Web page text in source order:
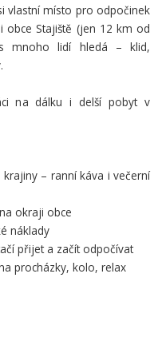
vlastní místo pro odpočinek
obce Stajiště (jen 12 km od
mnoho lidí hledá – klid,
na dálku i delší pobyt v
– ranní káva i večerní
okraji obce
náklady
přijet a začít odpočívat
procházky, kolo, relax